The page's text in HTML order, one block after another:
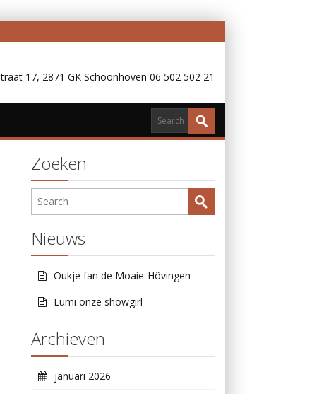
17, 2871 GK Schoonhoven 06 502 502 21
Zoeken
Nieuws
Oukje fan de Moaie-Hôvingen
Lumi onze showgirl
Archieven
januari 2026